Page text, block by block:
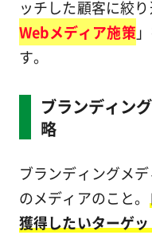
ッチした顧客に絞
Webメディア施策
す。
ブランディン
略
ブランディングメ
のメディアのこと。
獲得したいターゲ